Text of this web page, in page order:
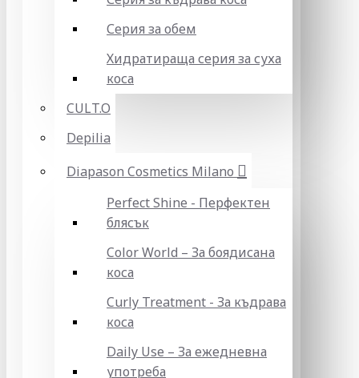
Серия за обем
Хидратираща серия за суха
коса
CULT.O
Depilia
Diapason Cosmetics Milano
Perfect Shine - Перфектен
блясък
Color World – За боядисана
коса
Curly Treatment - За къдрава
коса
Daily Use – За ежедневна
употреба